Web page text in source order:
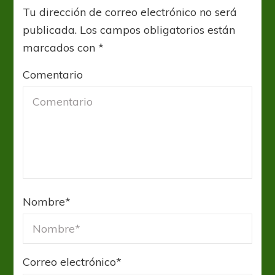
Tu dirección de correo electrónico no será
publicada. Los campos obligatorios están
marcados con*
Comentario
Nombre*
Correo electrónico*